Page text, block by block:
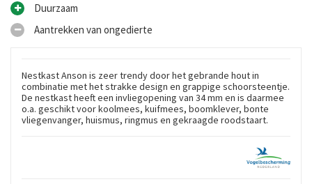
Duurzaam
Aantrekken van ongedierte
Nestkast Anson is zeer trendy door het gebrande hout in
combinatie met het strakke design en grappige schoorsteentje.
De nestkast heeft een invliegopening van 34 mm en is daarmee
o.a. geschikt voor koolmees, kuifmees, boomklever, bonte
vliegenvanger, huismus, ringmus en gekraagde roodstaart.